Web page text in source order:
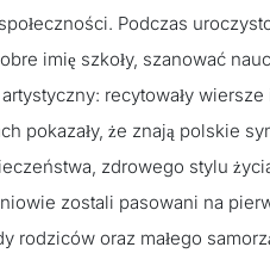
Podczas
imię szkoły, szanować
recytowały
pokazały, że znają polskie
zdrowego stylu
zostali pasowani na
rodziców oraz małego